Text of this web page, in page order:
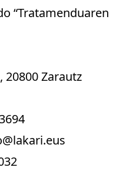
“Tratamenduaren
20800 Zarautz